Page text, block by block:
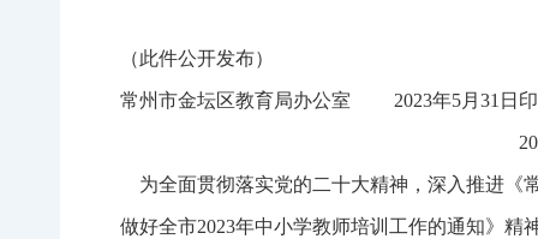
（此件公开发布）
常州市金坛区教育局办公室 2023年5月31日
为全面贯彻落实党的二十大精神，深入推进《
做好全市2023年中小学教师培训工作的通知》精